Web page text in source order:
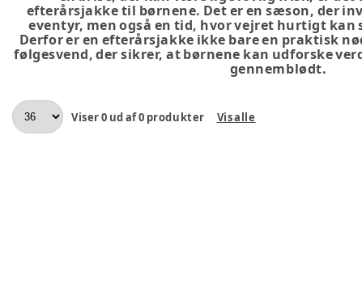
efterårsjakke til børnene. Det er en sæson, der
eventyr, men også en tid, hvor vejret hurtigt
Derfor er en efterårsjakke ikke bare en praktisk
følgesvend, der sikrer, at børnene kan udforske
gennemblødt.
Viser0 ud af0 produkter Vis alle